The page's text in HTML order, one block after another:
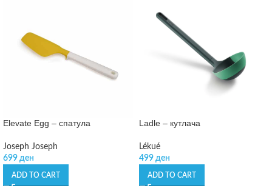
Elevate Egg – спатула
Joseph Joseph
699 ден
ADD TO CART
Ladle – кутлача
Lékué
499 ден
ADD TO CART